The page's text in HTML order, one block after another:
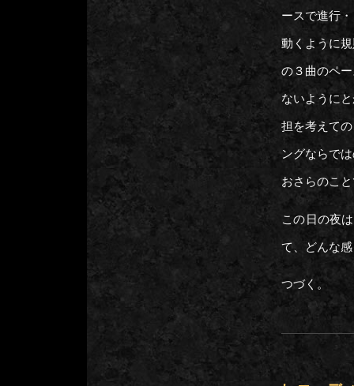
ースで進行
動くように
の３曲のペ
ないように
担を考えて
ングならで
おさらのこ
この日の夜
て、どんな
つづく。